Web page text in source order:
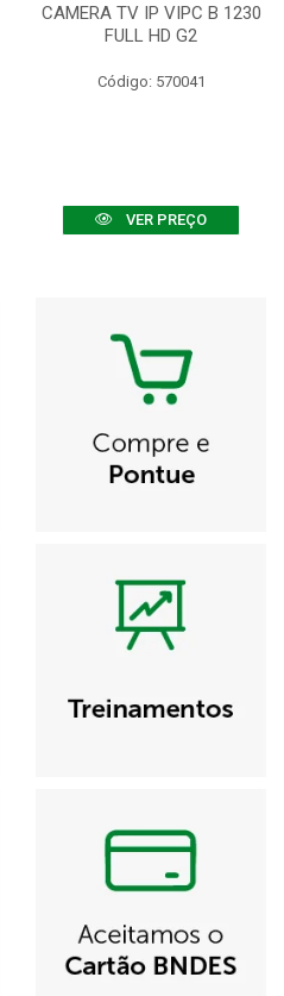
CAMERA TV IP VIPC B 1230
FULL HD G2
Código: 570041
VER PREÇO